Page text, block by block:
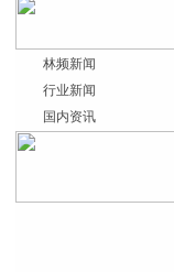
林频新闻
行业新闻
国内资讯